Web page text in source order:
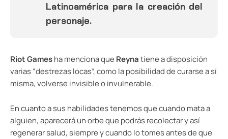
Latinoamérica para la creación del
personaje.
Riot Gamesha menciona que Reynatiene a disposición
varias “destrezas locas”, como la posibilidad de curarse a sí
misma, volverse invisible o invulnerable.
En cuanto a sus habilidades tenemos que cuando mata a
alguien, aparecerá un orbe que podrás recolectar y así
regenerar salud, siempre y cuando lo tomes antes de que